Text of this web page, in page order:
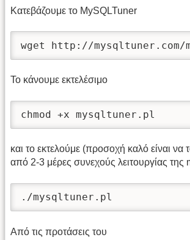
Κατεβάζουμε το MySQLTuner
wget http://mysqltuner.com/
Το κάνουμε εκτελέσιμο
chmod +x mysqltuner.pl
και το εκτελούμε (προσοχή καλό είναι να
από 2-3 μέρες συνεχούς λειτουργίας της
./mysqltuner.pl
Από τις προτάσεις του